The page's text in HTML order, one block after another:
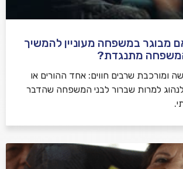
מבוגר במשפחה מעוניין להמשיך
מתנגדת?
ומורכבת שרבים חווים: אחד ההורים או
למרות שברור לבני המשפחה שהדבר